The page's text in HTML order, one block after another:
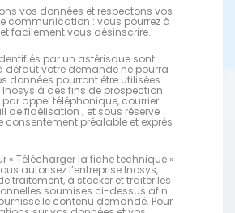
vos données et respectons vos
communication : vous pourrez à
facilement vous désinscrire.
par un astérisque sont
défaut votre demande ne pourra
données pourront être utilisées
à des fins de prospection
appel téléphonique, courrier
de fidélisation ; et sous réserve
consentement préalable et exprès
« Télécharger la fiche technique »
autorisez l’entreprise Inosys,
traitement, à stocker et traiter les
soumises ci-dessus afin
le contenu demandé. Pour